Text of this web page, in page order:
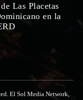
Las Placetas
en la
El Sol Media Network,